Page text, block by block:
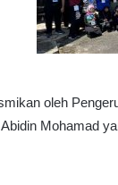
oleh
Mohamad